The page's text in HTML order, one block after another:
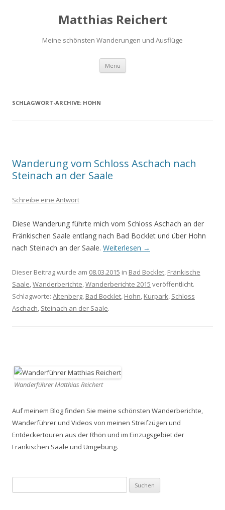
Matthias Reichert
Meine schönsten Wanderungen und Ausflüge
Menü Zum
springen
SCHLAGWORT-ARCHIVE: HOHN
Wanderung vom Schloss Aschach nach
Steinach an der Saale
Schreibe eine Antwort
Diese Wanderung führte mich vom Schloss Aschach an der
Fränkischen Saale entlang nach Bad Bocklet und über Hohn
nach Steinach an der Saale. Weiterlesen →
Dieser Beitrag wurde am 08.03.2015 in Bad Bocklet, Fränkische
Saale,Wanderberichte,Wanderberichte 2015 veröffentlicht.
Schlagworte: Altenberg, Bad Bocklet, Hohn, Kurpark, Schloss
Aschach, Steinach an der Saale.
Wanderführer Matthias Reichert
Auf meinem Blog finden Sie meine schönsten Wanderberichte,
Wanderführer und Videos von meinen Streifzügen und
Entdeckertouren aus der Rhön und im Einzugsgebiet der
Fränkischen Saale und Umgebung.
nach: